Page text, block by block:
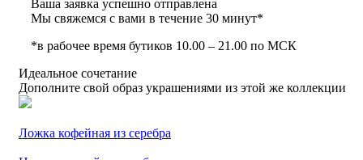
Ваша заявка успешно отправлена
Мы свяжемся с вами в течение 30 минут*
*в рабочее время бутиков 10.00 – 21.00 по МСК
Идеальное сочетание
Дополните свой образ украшениями из этой же коллекции
Ложка кофейная из серебра